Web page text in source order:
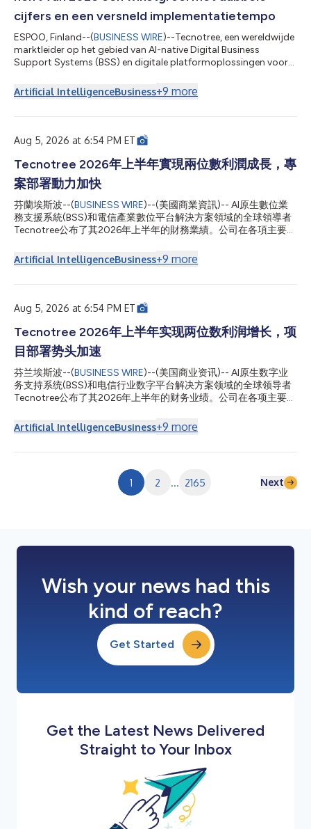
cijfers en een versneld implementatietempo
ESPOO, Finland--(BUSINESS WIRE)--Tecnotree, een wereldwijde
marktleider op het gebied van AI-native Digital Business
Support Systems (BSS) en digitale platformoplossingen voor
de eerste helft van 2026 bekendgemaakt. Het bedrijf realiseerde
groei over de gehele linie van alle belangrijke financiële
om in operationele im...
Artificial IntelligenceBusiness+9 more
Aug 5, 2026 at 6:54 PM ET
Tecnotree 2026年上半年實現兩位數利潤成長，專
案部署動力加快
芬蘭埃斯波--(BUSINESS WIRE)--(美國商業資訊)-- AI原生數位業
務支援系統(BSS)和電信產業數位平台解決方案領域的全球領導者
Tecnotree公布了其2026年上半年的財務業績。公司在各項主要財
訂單儲備快速轉化為專案部署，在北美、非洲和中東地區完成八個
專案的正式上線。 上半年（2026年1月-6月） 淨銷售額為3680萬
(EBIT)為1320萬歐元（去年同期為960萬歐元），較去年同期成長
38.1%。 營業利潤率為36.0%（去年同期為28.0%），較去年同期
上升800個基點。 淨利潤為450萬歐元（去年同期為260萬歐
元），較去年同期成長73.5%。 淨利潤率為12.0%（去年同期為
7.0%）。 正向自由現金流為210萬歐元（去年同期為210萬歐
元），較去年同期成長2.1%。 期末訂單儲備為1.063億歐元（去年
同期為1.057億歐元），較去年同期成長0.6%。 主要成就 北美、...
Artificial IntelligenceBusiness+9 more
Aug 5, 2026 at 6:54 PM ET
Tecnotree 2026年上半年实现两位数利润增长，项
目部署势头加速
芬兰埃斯波--(BUSINESS WIRE)--(美国商业资讯)-- AI原生数字业
务支持系统(BSS)和电信行业数字平台解决方案领域的全球领导者
Tecnotree公布了其2026年上半年的财务业绩。公司在各项主要财
录的订单储备快速转化为项目部署，在北美、非洲和中东地区完成
了八个项目的正式上线。 上半年（2026年1月-6月） 净销售额为
1320万欧元（去年同期为960万欧元），同比增长38.1%。 营业利
润率为36.0%（去年同期为28.0%），同比上升800个基点。 净
利润为450万欧元（去年同期为260万欧元），同比增长73.5%。
成就 北美、非洲和中东地区的八个项目正式上线：T...
Artificial IntelligenceBusiness+9 more
1 2 ... 2165 Next
Wish your news had this
kind of reach?
Get Started
Get the Latest News Delivered
Straight to Your Inbox